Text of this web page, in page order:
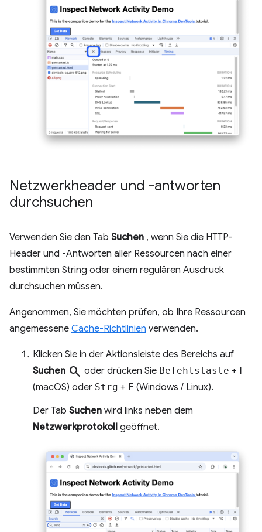
Netzwerkheader und -antworten
durchsuchen
Verwenden Sie den Tab Suchen , wenn Sie die HTTP-
Header und -Antworten aller Ressourcen nach einer
bestimmten String oder einem regulären Ausdruck
durchsuchen müssen.
Angenommen, Sie möchten prüfen, ob Ihre Ressourcen
angemessene Cache-Richtlinien verwenden.
Klicken Sie in der Aktionsleiste des Bereichs auf
Suchen search oder drücken Sie Befehlstaste + F
(macOS) oder Strg + F (Windows / Linux).
Der Tab Suchen wird links neben dem
Netzwerkprotokoll geöffnet.